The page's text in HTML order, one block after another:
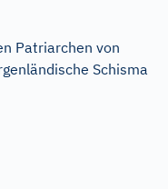
Patriarchen von
Schisma